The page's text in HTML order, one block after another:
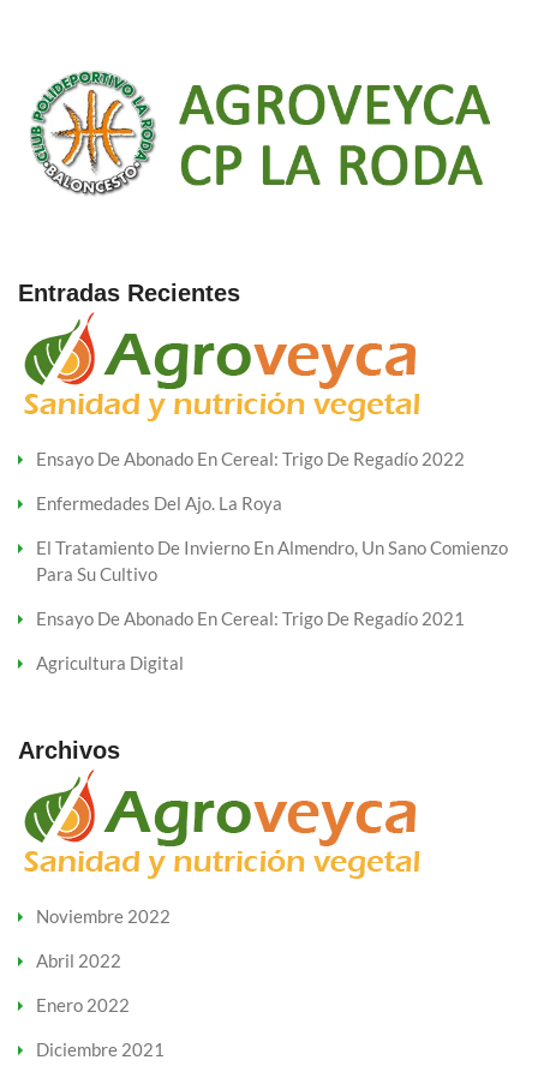
Entradas Recientes
Ensayo De Abonado En Cereal: Trigo De Regadío 2022
Enfermedades Del Ajo. La Roya
El Tratamiento De Invierno En Almendro, Un Sano Comienzo
Para Su Cultivo
Ensayo De Abonado En Cereal: Trigo De Regadío 2021
Agricultura Digital
Archivos
Noviembre 2022
Abril 2022
Enero 2022
Diciembre 2021